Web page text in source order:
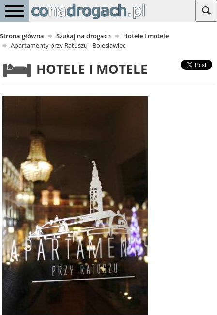
Strona główna Szukaj na drogach
Hotele i motele
Apartamenty przy Ratuszu - Bolesławiec
HOTELE I MOTELE